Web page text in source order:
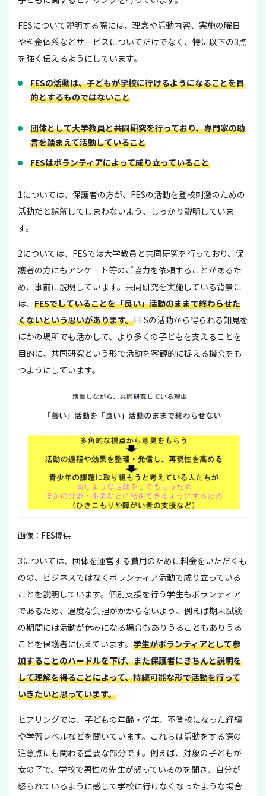
FESについて説明する際には、理念や活動内容、実施の曜日
や料金体系などサービスについてだけでなく、特に以下の3点
を強く伝えるようにしています。
FESの活動は、子どもが学校に行けるようになることを目
的とするものではないこと
団体として大学教員と共同研究を行っており、専門家の助
言を踏まえて活動していること
FESはボランティアによって成り立っていること
1については、保護者の方が、FESの活動を登校刺激のための
活動だと誤解してしまわないよう、しっかり説明していま
す。
2については、FESでは大学教員と共同研究を行っており、保
護者の方にもアンケート等のご協力を依頼することがあるた
め、事前に説明しています。共同研究を実施している背景に
は、 FESでしていることを「良い」活動のままで終わらせた
くないという思いがあります。FESの活動から得られる知見を
ほかの場所でも活かして、より多くの子どもを支えることを
目的に、共同研究という形で活動を客観的に捉える機会をも
つようにしています。
画像：FES提供
3については、団体を運営する費用のために料金をいただくも
のの、ビジネスではなくボランティア活動で成り立っている
ことを説明しています。個別支援を行う学生もボランティア
であるため、過度な負担がかからないよう、例えば期末試験
の期間には活動が休みになる場合もありうることもありうる
ことを保護者に伝えています。 学生がボランティアとして参
加することのハードルを下げ、また保護者にきちんと説明を
して理解を得ることによって、持続可能な形で活動を行って
いきたいと思っています。
ヒアリングでは、子どもの年齢・学年、不登校になった経緯
や学習レベルなどを聞いています。これらは活動をする際の
注意点にも関わる重要な部分です。例えば、対象の子どもが
女の子で、学校で男性の先生が怒っているのを聞き、自分が
怒られているように感じて学校に行けなくなったような場合